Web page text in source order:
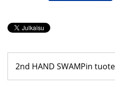
2nd HAND SWAMPin tuote